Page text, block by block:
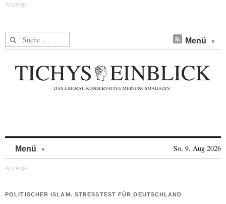
Suche nach: Menü
Menü So, 9. Aug 2026
POLITISCHER ISLAM. STRESSTEST FÜR DEUTSCHLAND